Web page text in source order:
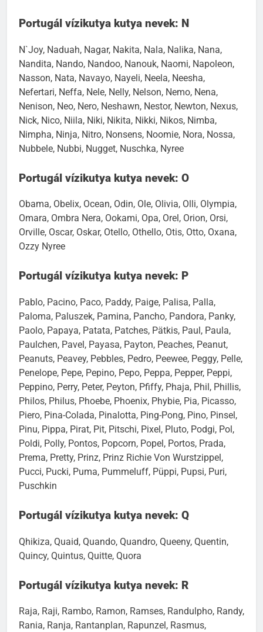
Portugál vízikutya kutya nevek: N
N`Joy, Naduah, Nagar, Nakita, Nala, Nalika, Nana,
Nandita, Nando, Nandoo, Nanouk, Naomi, Napoleon,
Nasson, Nata, Navayo, Nayeli, Neela, Neesha,
Nefertari, Neffa, Nele, Nelly, Nelson, Nemo, Nena,
Nenison, Neo, Nero, Neshawn, Nestor, Newton, Nexus,
Nick, Nico, Niila, Niki, Nikita, Nikki, Nikos, Nimba,
Nimpha, Ninja, Nitro, Nonsens, Noomie, Nora, Nossa,
Nubbele, Nubbi, Nugget, Nuschka, Nyree
Portugál vízikutya kutya nevek: O
Obama, Obelix, Ocean, Odin, Ole, Olivia, Olli, Olympia,
Omara, Ombra Nera, Ookami, Opa, Orel, Orion, Orsi,
Orville, Oscar, Oskar, Otello, Othello, Otis, Otto, Oxana,
Ozzy Nyree
Portugál vízikutya kutya nevek: P
Pablo, Pacino, Paco, Paddy, Paige, Palisa, Palla,
Paloma, Paluszek, Pamina, Pancho, Pandora, Panky,
Paolo, Papaya, Patata, Patches, Pätkis, Paul, Paula,
Paulchen, Pavel, Payasa, Payton, Peaches, Peanut,
Peanuts, Peavey, Pebbles, Pedro, Peewee, Peggy, Pelle,
Penelope, Pepe, Pepino, Pepo, Peppa, Pepper, Peppi,
Peppino, Perry, Peter, Peyton, Pfiffy, Phaja, Phil, Phillis,
Philos, Philus, Phoebe, Phoenix, Phybie, Pia, Picasso,
Piero, Pina-Colada, Pinalotta, Ping-Pong, Pino, Pinsel,
Pinu, Pippa, Pirat, Pit, Pitschi, Pixel, Pluto, Podgi, Pol,
Poldi, Polly, Pontos, Popcorn, Popel, Portos, Prada,
Prema, Pretty, Prinz, Prinz Richie Von Wurstzippel,
Pucci, Pucki, Puma, Pummeluff, Püppi, Pupsi, Puri,
Puschkin
Portugál vízikutya kutya nevek: Q
Qhikiza, Quaid, Quando, Quandro, Queeny, Quentin,
Quincy, Quintus, Quitte, Quora
Portugál vízikutya kutya nevek: R
Raja, Raji, Rambo, Ramon, Ramses, Randulpho, Randy,
Rania, Ranja, Rantanplan, Rapunzel, Rasmus,